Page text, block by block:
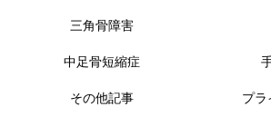
三角骨障害
中足骨短縮症
その他記事 プラ